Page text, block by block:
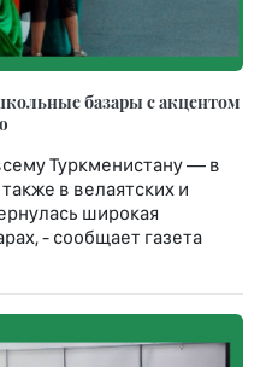
базары с акцентом
Туркменистану — в
в велаятских и
широкая
- сообщает газета